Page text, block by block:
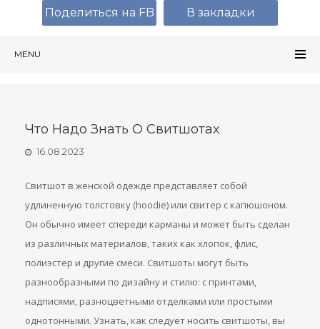
MENU
Что Надо Знать О Свитшотах
16.08.2023
Свитшот в женской одежде представляет собой
удлиненную толстовку (hoodie) или свитер с капюшоном.
Он обычно имеет спереди карманы и может быть сделан
из различных материалов, таких как хлопок, флис,
полиэстер и другие смеси. Свитшоты могут быть
разнообразными по дизайну и стилю: с принтами,
надписями, разноцветными отделками или простыми
однотонными. Узнать, как следует носить свитшоты, вы
Поделиться на FB В закладки